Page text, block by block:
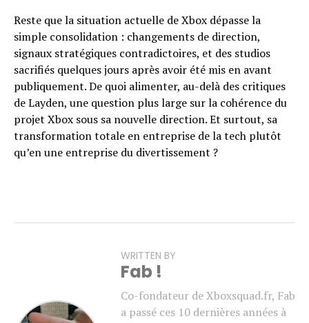
Reste que la situation actuelle de Xbox dépasse la
simple consolidation : changements de direction,
signaux stratégiques contradictoires, et des studios
sacrifiés quelques jours après avoir été mis en avant
publiquement. De quoi alimenter, au-delà des critiques
de Layden, une question plus large sur la cohérence du
projet Xbox sous sa nouvelle direction. Et surtout, sa
transformation totale en entreprise de la tech plutôt
qu’en une entreprise du divertissement ?
WRITTEN BY
Fab !
Co-fondateur de Xboxsquad.fr, Fab
a passé ces 10 dernières années à